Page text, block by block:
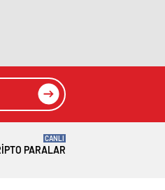
PARALAR
CANLI